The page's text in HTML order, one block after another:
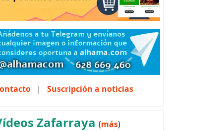
| Suscripción a noticias
Zafarraya (más)